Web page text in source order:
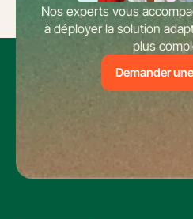
Nos experts vous
à déployer la solution
plus
Demander